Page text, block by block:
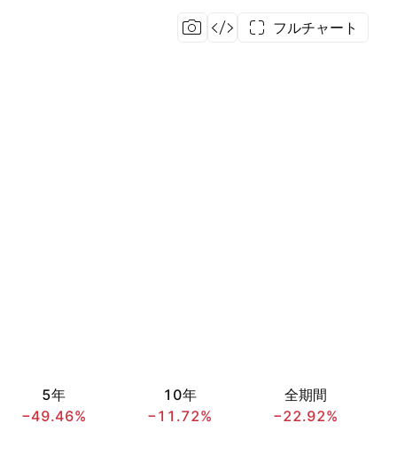
フルチャート
5年
−49.46%
10年
−11.72%
全期間
−22.92%